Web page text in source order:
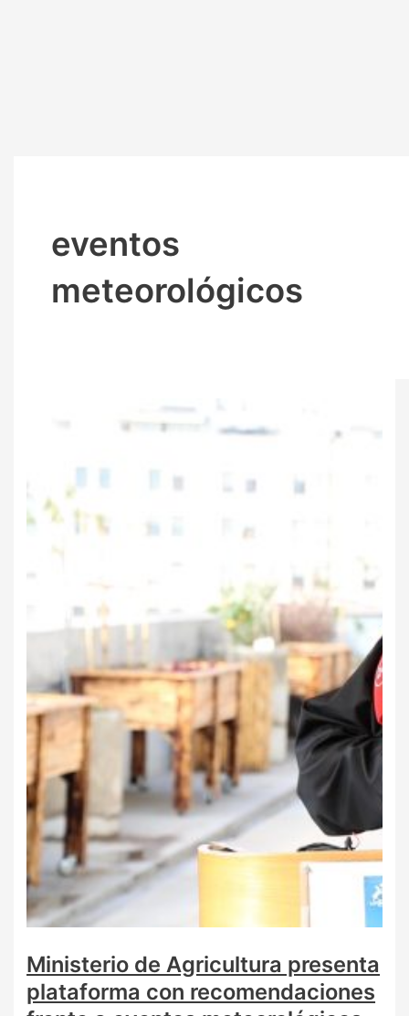
eventos
meteorológicos
Ministerio de Agricultura presenta
plataforma con recomendaciones